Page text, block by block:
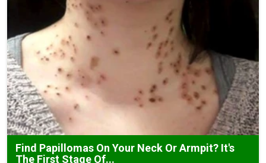
Find Papillomas On Your Neck Or Armpit? It's
The First Stage Of...